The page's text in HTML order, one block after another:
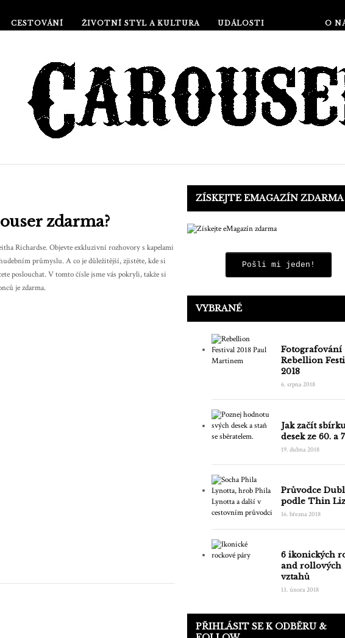
CESTOVÁNÍ ŽIVOTNÍ STYL A KULTURA UDÁLOSTI O
zdarma?
Richardse. Objevte exkluzivní rozhovory s kapelami
průmyslu. A co je důležitější, zjistěte, kde si
poslouchat. V tomto čísle jsme vás pokryli, takže si
je zdarma.
ZÍSKEJTE EMAGAZÍN ZDARMA
Pošli mi jeden!
VYBRANÉ
Fotografování
Rebellion
2018
6. srpna 2018
Jak začít
desek ze 60. a
19. dubna 2018
Průvodce
podle Thin
16. března 2018
6 ikonických
and rollových
vztahů
13. února 2018
PŘIHLÁSIT SE K ODBĚRU &